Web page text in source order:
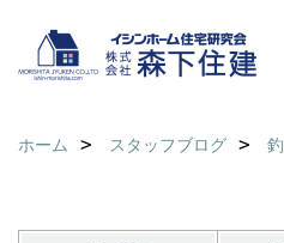
ホーム スタッフブログ